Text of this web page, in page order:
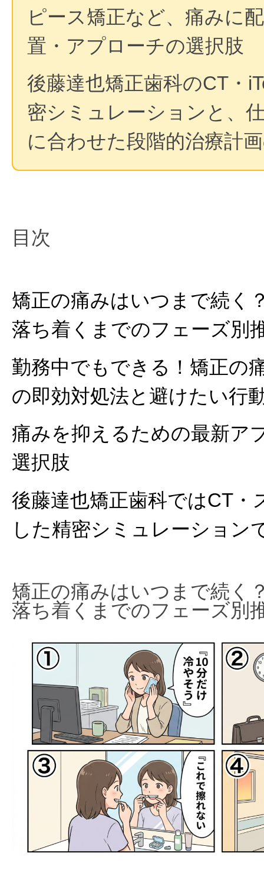
ピース矯正など、痛みに
置・アプローチの選択肢
後藤達也矯正歯科のCT・
密シミュレーションと、
に合わせた段階的治療計
目次
矯正の痛みはいつまで続く
落ち着くまでのフェーズ別
勤務中でもできる！矯正の
の即効対処法と避けたい行
痛みを抑えるための最新ア
選択肢
後藤達也矯正歯科ではCT・
した精密シミュレーション
矯正の痛みはいつまで続く
落ち着くまでのフェーズ別